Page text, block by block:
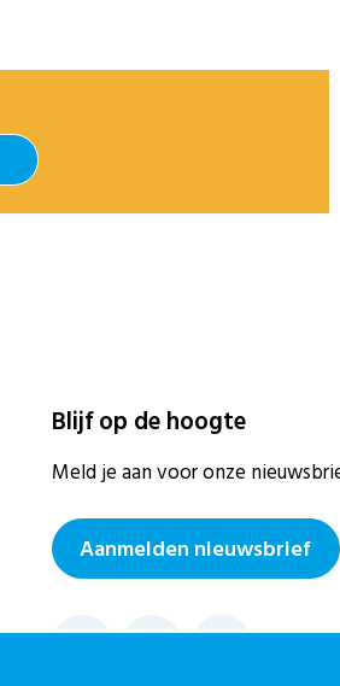
Blijf op de hoogte
Meld je aan voor onze
Aanmelden nieuwsbrief